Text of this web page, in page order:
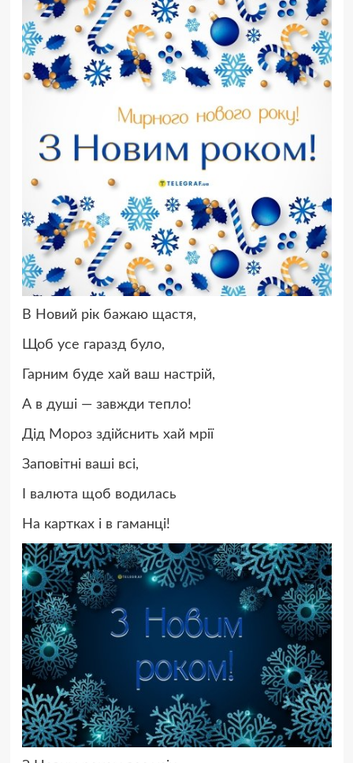
В Новий рік бажаю щастя,
Щоб усе гаразд було,
Гарним буде хай ваш настрій,
А в душі — завжди тепло!
Дід Мороз здійснить хай мрії
Заповітні ваші всі,
І валюта щоб водилась
На картках і в гаманці!